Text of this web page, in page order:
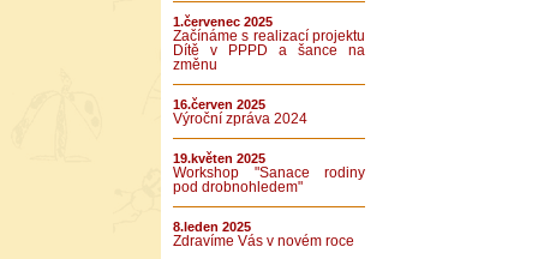
1.červenec 2025
Začínáme s realizací projektu
Dítě v PPPD a šance na
změnu
16.červen 2025
Výroční zpráva 2024
19.květen 2025
Workshop "Sanace rodiny
pod drobnohledem"
8.leden 2025
Zdravíme Vás v novém roce